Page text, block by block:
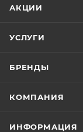
АКЦИИ
УСЛУГИ
БРЕНДЫ
КОМПАНИЯ
ИНФОРМАЦИЯ